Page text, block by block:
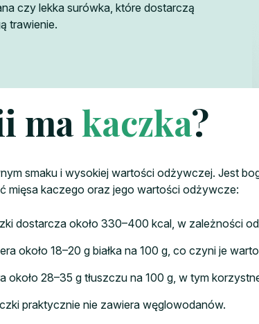
czy lekka surówka, które dostarczą
trawienie.
makaczka?
smaku i wysokiej wartości odżywczej. Jest
mięsa kaczego oraz jego wartości odżywcze:
dostarcza około 330–400 kcal, w zależności
około 18–20 g białka na 100 g, co czyni je
około 28–35 g tłuszczu na 100 g, w tym
praktycznie nie zawiera węglowodanów.